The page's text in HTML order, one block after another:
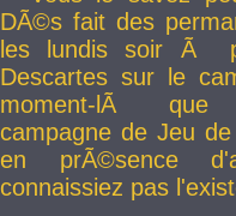
DÃ©s fait des
les lundis soir Ã
Descartes sur le
moment-lÃ que
campagne de Jeu
en prÃ©sence
connaissiez pas